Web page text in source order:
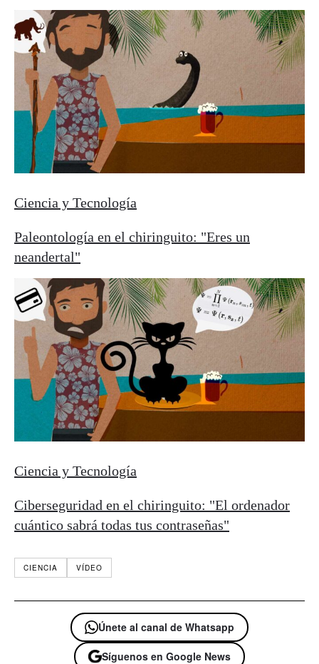
Ciencia y Tecnología
Paleontología en el chiringuito: "Eres un
neandertal"
Ciencia y Tecnología
Ciberseguridad en el chiringuito: "El ordenador
cuántico sabrá todas tus contraseñas"
CIENCIA VÍDEO
Únete al canal de Whatsapp
Síguenos en Google News